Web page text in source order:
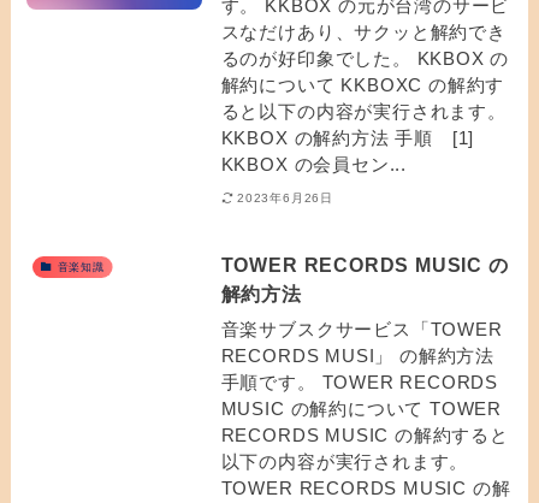
す。 KKBOX の元が台湾のサービ
スなだけあり、サクッと解約でき
るのが好印象でした。 KKBOX の
解約について KKBOXC の解約す
ると以下の内容が実行されます。
KKBOX の解約方法 手順 [1]
KKBOX の会員セン...
2023年6月26日
音楽知識
TOWER RECORDS MUSIC の
解約方法
音楽サブスクサービス「TOWER
RECORDS MUSI」 の解約方法
手順です。 TOWER RECORDS
MUSIC の解約について TOWER
RECORDS MUSIC の解約すると
以下の内容が実行されます。
TOWER RECORDS MUSIC の解